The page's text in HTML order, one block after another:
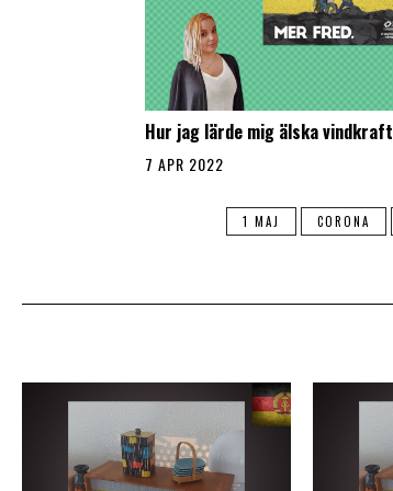
Hur jag lärde mig älska vindkraft
7 APR 2022
1 MAJ CORONA